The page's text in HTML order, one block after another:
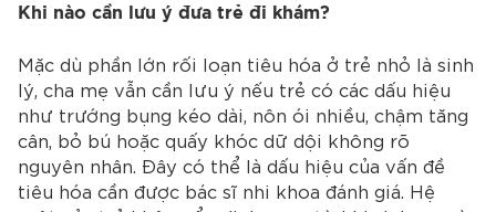
Khi nào cần lưu ý đưa trẻ đi khám?
Mặc dù phần lớn rối loạn tiêu hóa ở trẻ nhỏ là sinh
lý, cha mẹ vẫn cần lưu ý nếu trẻ có các dấu hiệu
như trướng bụng kéo dài, nôn ói nhiều, chậm tăng
cân, bỏ bú hoặc quấy khóc dữ dội không rõ
nguyên nhân. Đây có thể là dấu hiệu của vấn đề
tiêu hóa cần được bác sĩ nhi khoa đánh giá. Hệ